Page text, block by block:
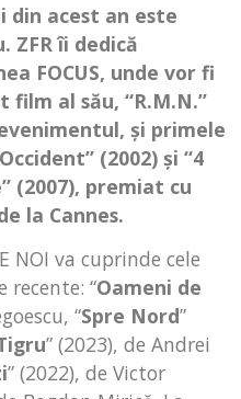
din acest an este
ZFR îi dedică
FOCUS, unde vor fi
al său, “R.M.N.”
şi primele
(2002) şi “4
(2007), premiat cu
la Cannes.
NOI va cuprinde cele
“Oameni de
“Spre Nord”
” (2023), de Andrei
” (2022), de Victor